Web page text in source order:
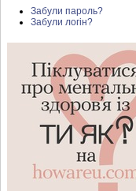
Забули пароль?
Забули логін?